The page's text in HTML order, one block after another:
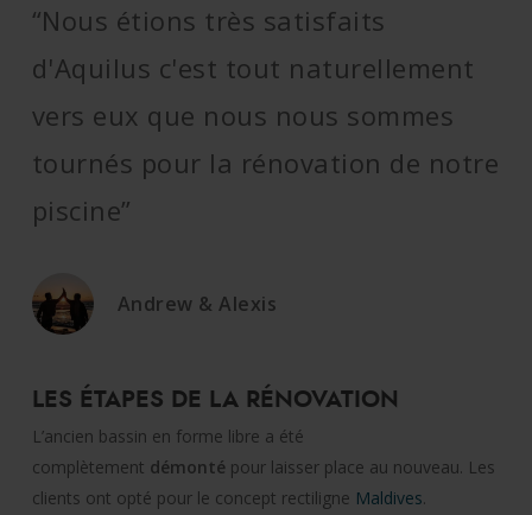
“Nous étions très satisfaits
d'Aquilus c'est tout naturellement
vers eux que nous nous sommes
tournés pour la rénovation de notre
piscine”
Andrew & Alexis
LES ÉTAPES DE LA RÉNOVATION
L’ancien bassin en forme libre a été
complètement démonté pour laisser place au nouveau. Les
clients ont opté pour le concept rectiligne Maldives.